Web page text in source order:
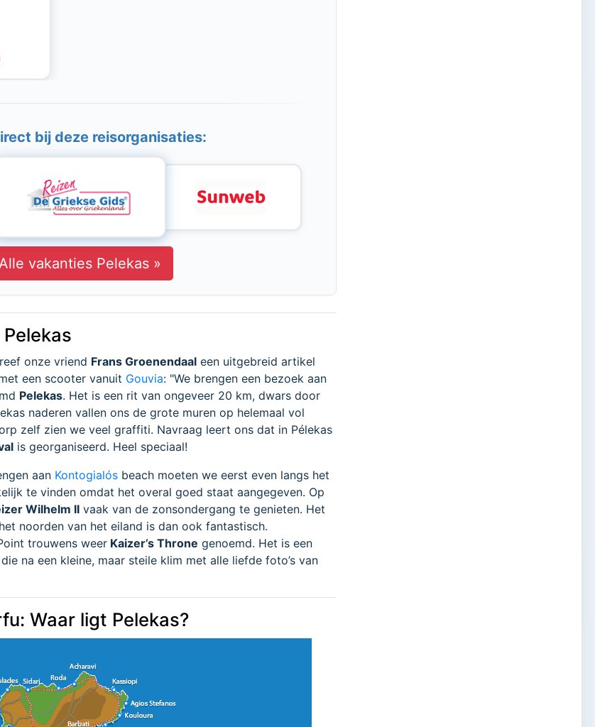
bij deze reisorganisaties:
vakanties Pelekas »
onze vriend Frans Groenendaal een uitgebreid artikel
een scooter vanuit Gouvia: "We brengen een bezoek aan
Pelekas. Het is een rit van ongeveer 20 km, dwars door
naderen vallen ons de grote muren op helemaal vol
zelf zien we veel graffiti. Navraag leert ons dat in Pélekas
is georganiseerd. Heel speciaal!
aan Kontogialós beach moeten we eerst even langs het
te vinden omdat het overal goed staat aangegeven. Op
Wilhelm II vaak van de zonsondergang te genieten. Het
noorden van het eiland is dan ook fantastisch.
trouwens weer Kaizer’s Throne genoemd. Het is een
na een kleine, maar steile klim met alle liefde foto’s van
Waar ligt Pelekas?